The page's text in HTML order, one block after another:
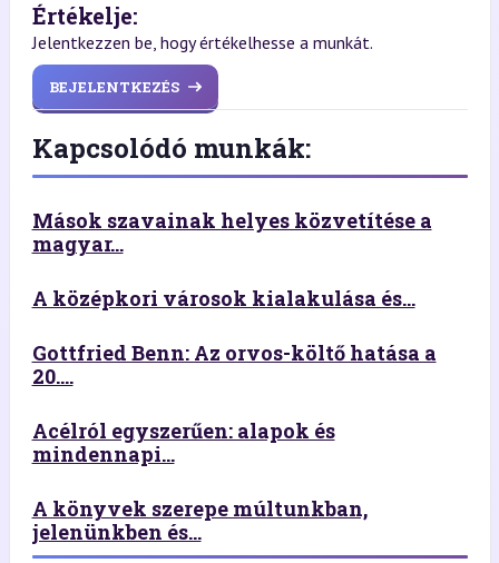
Értékelje:
Jelentkezzen be, hogy értékelhesse a munkát.
BEJELENTKEZÉS
Kapcsolódó munkák:
Mások szavainak helyes közvetítése a
magyar...
A középkori városok kialakulása és...
Gottfried Benn: Az orvos-költő hatása a
20....
Acélról egyszerűen: alapok és
mindennapi...
A könyvek szerepe múltunkban,
jelenünkben és...